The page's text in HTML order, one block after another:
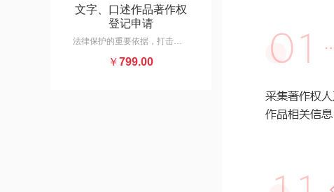
文字、口述作品著作权
登记申请
法律保护的重要依据，打击盗版、抄袭；作品面临剽窃、抄袭、侵权等行为时的维权利器；可作为授权转让的主体，融资估值的凭借。
￥799.00